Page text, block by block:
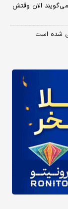
می‌گویند الان وقتش
شده است